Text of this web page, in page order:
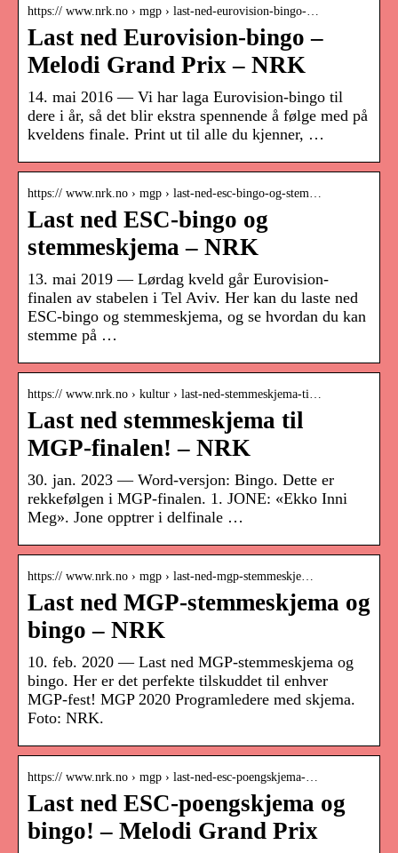
https:// www.nrk.no › mgp › last-ned-eurovision-bingo-…
Last ned Eurovision-bingo –
Melodi Grand Prix – NRK
14. mai 2016 — Vi har laga Eurovision-bingo til
dere i år, så det blir ekstra spennende å følge med på
kveldens finale. Print ut til alle du kjenner, …
https:// www.nrk.no › mgp › last-ned-esc-bingo-og-stem…
Last ned ESC-bingo og
stemmeskjema – NRK
13. mai 2019 — Lørdag kveld går Eurovision-
finalen av stabelen i Tel Aviv. Her kan du laste ned
ESC-bingo og stemmeskjema, og se hvordan du kan
stemme på …
https:// www.nrk.no › kultur › last-ned-stemmeskjema-ti…
Last ned stemmeskjema til
MGP-finalen! – NRK
30. jan. 2023 — Word-versjon: Bingo. Dette er
rekkefølgen i MGP-finalen. 1. JONE: «Ekko Inni
Meg». Jone opptrer i delfinale …
https:// www.nrk.no › mgp › last-ned-mgp-stemmeskje…
Last ned MGP-stemmeskjema og
bingo – NRK
10. feb. 2020 — Last ned MGP-stemmeskjema og
bingo. Her er det perfekte tilskuddet til enhver
MGP-fest! MGP 2020 Programledere med skjema.
Foto: NRK.
https:// www.nrk.no › mgp › last-ned-esc-poengskjema-…
Last ned ESC-poengskjema og
bingo! – Melodi Grand Prix